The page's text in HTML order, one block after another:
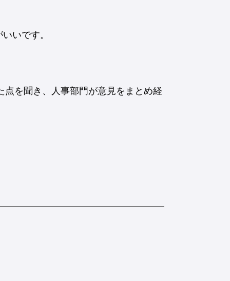
いです。
を聞き、人事部門が意見をまとめ経